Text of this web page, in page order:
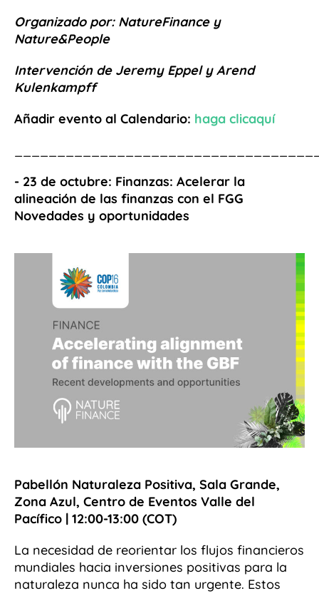
Organizado por: NatureFinance y
Nature&People
Intervención de Jeremy Eppel y Arend
Kulenkampff
Añadir evento al Calendario: haga clicaquí
- 23 de octubre: Finanzas: Acelerar la
alineación de las finanzas con el FGG
Novedades y oportunidades
Pabellón Naturaleza Positiva, Sala Grande,
Zona Azul, Centro de Eventos Valle del
Pacífico | 12:00-13:00 (COT)
La necesidad de reorientar los flujos financieros
mundiales hacia inversiones positivas para la
naturaleza nunca ha sido tan urgente. Estos